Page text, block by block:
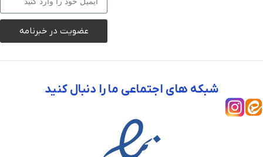
عضویت در خبرنامه
شبکه های اجتماعی ما را دنبال کنید